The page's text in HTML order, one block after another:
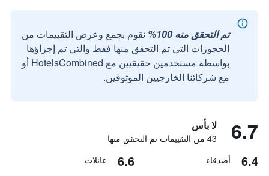
تم التحقق منه 100%
نقوم بجمع وعرض التقييمات من
الحجوزات التي تم التحقق منها فقط والتي تم إجراؤها
بواسطة مستخدمين حقيقيين مع HotelsCombined أو
مع شركائنا الخارجيين الموثوقين.
6.7 لا بأس
43 من التقييمات تم التحقق منها
6.4 أصدقاء 6.6 عائلات